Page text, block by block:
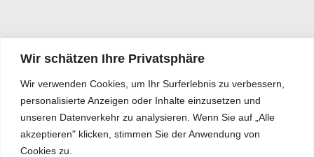
Wir schätzen Ihre Privatsphäre
Wir verwenden Cookies, um Ihr Surferlebnis zu verbessern,
personalisierte Anzeigen oder Inhalte einzusetzen und
unseren Datenverkehr zu analysieren. Wenn Sie auf „Alle
akzeptieren" klicken, stimmen Sie der Anwendung von
Cookies zu.